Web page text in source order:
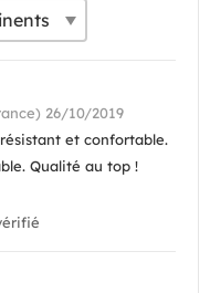
26/10/2019
et confortable.
Qualité au top !